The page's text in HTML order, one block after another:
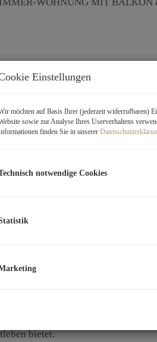
einem Eigengrund in einer
bietet.
Einstellungen
möchten auf Basis Ihrer (jederzeit widerrufbaren)
sowie zur Analyse Ihres Userverhaltens
finden Sie in unserer
notwendige Cookies